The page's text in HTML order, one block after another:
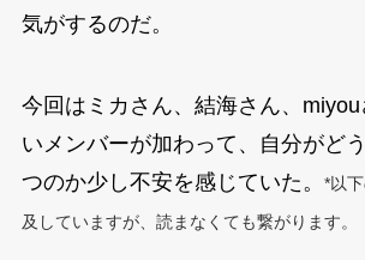
気がするのだ。
今回はミカさん、結海さん、miyou
いメンバーが加わって、自分がど
つのか少し不安を感じていた。
*以
及していますが、読まなくても繋がります。